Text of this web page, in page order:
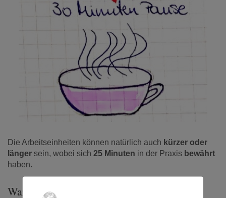
Die Arbeitseinheiten können natürlich auch kürzer oder
länger sein, wobei sich 25 Minuten in der Praxis bewährt
haben.
Warum? – Darum!